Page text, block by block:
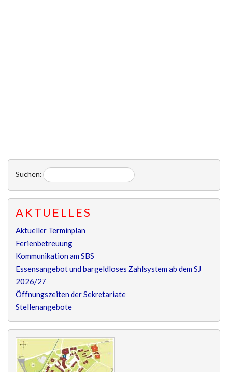
Suchen:
AKTUELLES
Aktueller Terminplan
Ferienbetreuung
Kommunikation am SBS
Essensangebot und bargeldloses Zahlsystem ab dem SJ
2026/27
Öffnungszeiten der Sekretariate
Stellenangebote